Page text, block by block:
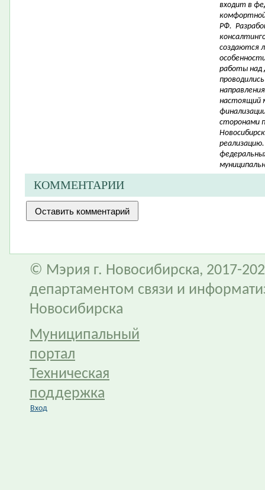
входит в
РФ.
создаются
работы над
настоящий
сторонами
КОММЕНТАРИИ
© Мэрия г. Новосибирска, 2017-
департаментом связи и
Новосибирска
Муниципальный
портал
Техническая
поддержка
Вход